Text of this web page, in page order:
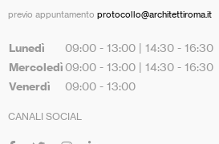
previo appuntamento protocollo@architettiroma.it
Lunedì 09:00 - 13:00 | 14:30 - 16:30
Mercoledì 09:00 - 13:00 | 14:30 - 16:30
Venerdì 09:00 - 13:00
CANALI SOCIAL